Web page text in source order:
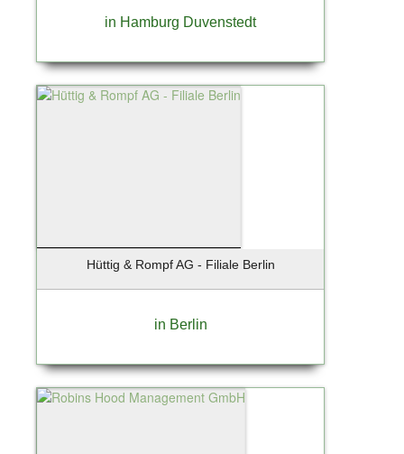
in Hamburg Duvenstedt
Hüttig & Rompf AG - Filiale Berlin
in Berlin